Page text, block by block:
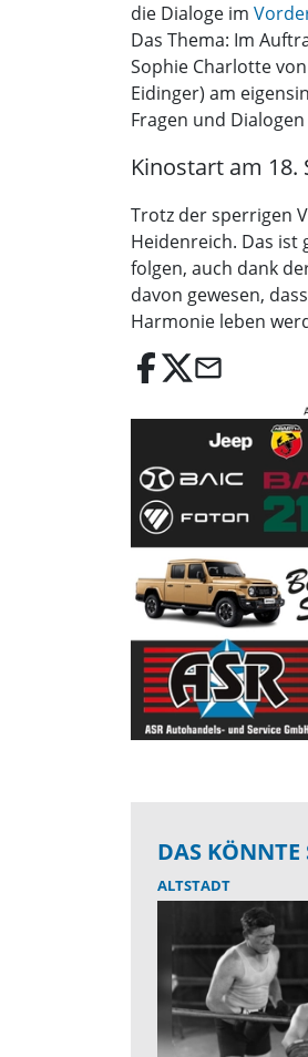
die Dialoge im
Das Thema: Im
Sophie Charlotte
Eidinger) am
Fragen und
Kinostart am 18.
Trotz der sperrigen
Heidenreich. Das ist
folgen, auch dank
davon gewesen,
Harmonie leben
email
DAS KÖNNTE
ALTSTADT